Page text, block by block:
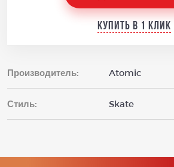
Купить в 1 клик
Производитель: Atomic
Стиль: Skate